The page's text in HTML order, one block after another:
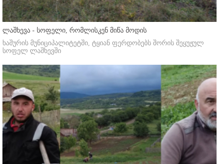
ლაშხევა - სოფელი, რომლისკენ მიწა მოდის
ხაშურის მუნიციპალიტეტში, ტყიან ფერდობებს შორის შეყუჟულ
სოფელ ლაშხევში